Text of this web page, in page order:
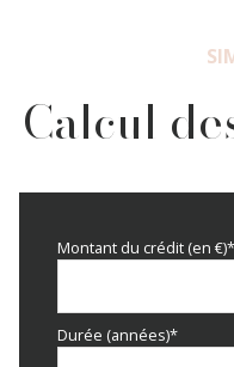
Calcul
Montant du crédit (en €)*
Durée (années)*